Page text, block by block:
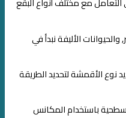
الأليفةنبدأ في
نوع الأقمشة لتحديد الطريقة
باستخدام المكانس